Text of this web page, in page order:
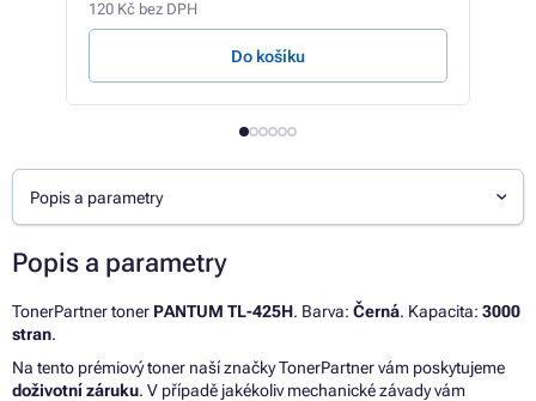
120 Kč bez DPH
Do košíku
Popis a parametry
Popis a parametry
TonerPartner toner PANTUM TL-425H. Barva: Černá. Kapacita: 3000
stran.
Na tento prémiový toner naší značky TonerPartner vám poskytujeme
doživotní záruku. V případě jakékoliv mechanické závady vám